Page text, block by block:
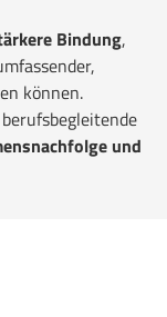
Bindung,
können.
und